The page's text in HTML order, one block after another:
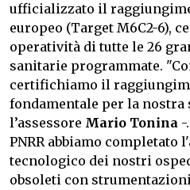
ufficializzato il
europeo (Target M6C2-6),
operatività di tutte le 26
sanitarie programmate.
certifichiamo il
fondamentale per la
l’assessore Mario Tonina -
PNRR abbiamo completato
tecnologico dei nostri
obsoleti con